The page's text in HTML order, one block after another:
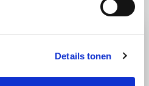
Details tonen